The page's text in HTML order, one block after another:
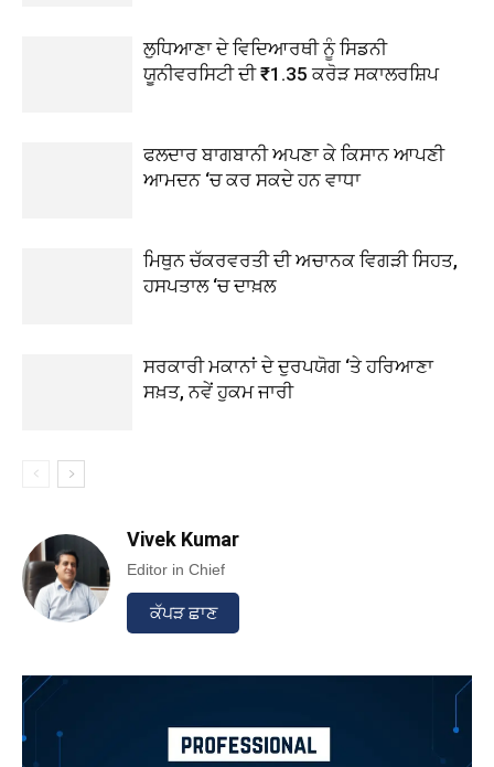
ਲੁਧਿਆਣਾ ਦੇ ਵਿਦਿਆਰਥੀ ਨੂੰ ਸਿਡਨੀ
ਯੂਨੀਵਰਸਿਟੀ ਦੀ ₹1.35 ਕਰੋੜ ਸਕਾਲਰਸ਼ਿਪ
ਫਲਦਾਰ ਬਾਗਬਾਨੀ ਅਪਣਾ ਕੇ ਕਿਸਾਨ ਆਪਣੀ
ਆਮਦਨ ‘ਚ ਕਰ ਸਕਦੇ ਹਨ ਵਾਧਾ
ਮਿਥੁਨ ਚੱਕਰਵਰਤੀ ਦੀ ਅਚਾਨਕ ਵਿਗੜੀ ਸਿਹਤ,
ਹਸਪਤਾਲ ‘ਚ ਦਾਖ਼ਲ
ਸਰਕਾਰੀ ਮਕਾਨਾਂ ਦੇ ਦੁਰਪਯੋਗ ‘ਤੇ ਹਰਿਆਣਾ
ਸਖ਼ਤ, ਨਵੇਂ ਹੁਕਮ ਜਾਰੀ
Vivek Kumar
Editor in Chief
ਕੱਪੜ ਛਾਣ